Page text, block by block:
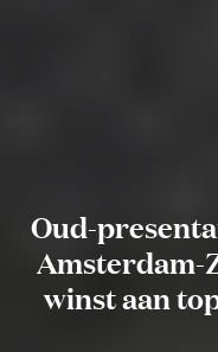
Oud-
Amsterdam-
winst aan